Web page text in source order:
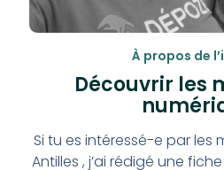
À propos de
Découvrir les
Si tu es intéressé-e par les
Antilles , j’ai rédigé une